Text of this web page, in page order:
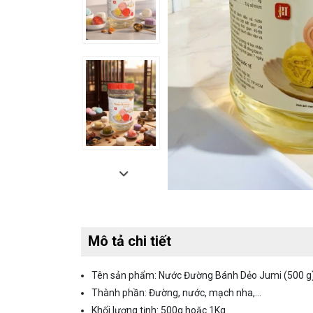
Mô tả chi tiết
Tên sản phẩm: Nước Đường Bánh Dẻo Jumi (500
Thành phần: Đường, nước, mạch nha,...
Khối lượng tịnh: 500g hoặc 1Kg